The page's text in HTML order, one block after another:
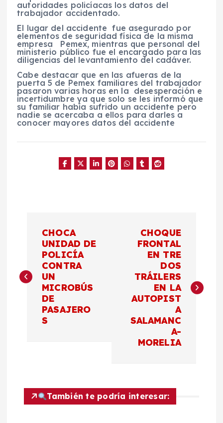
autoridades policíacas los datos del
trabajador accidentado.
El lugar del accidente fue asegurado por
elementos de seguridad física de la misma
empresa Pemex, mientras que personal del
ministerio público fue el encargado para las
diligencias del levantamiento del cadáver.
Cabe destacar que en las afueras de la
puerta 5 de Pemex familiares del trabajador
pasaron varias horas en la desesperación e
incertidumbre ya que solo se les informó que
su familiar había sufrido un accidente pero
nadie se acercaba a ellos para darles a
conocer mayores datos del accidente
v
CHOCA
UNIDAD DE
POLICÍA
CONTRA
UN
MICROBÚS
DE
PASAJERO
S
CHOQUE
FRONTAL
EN TRE
DOS
TRÁILERS
EN LA
AUTOPIST
A
SALAMANC
A-
MORELIA
También te podría interesar: